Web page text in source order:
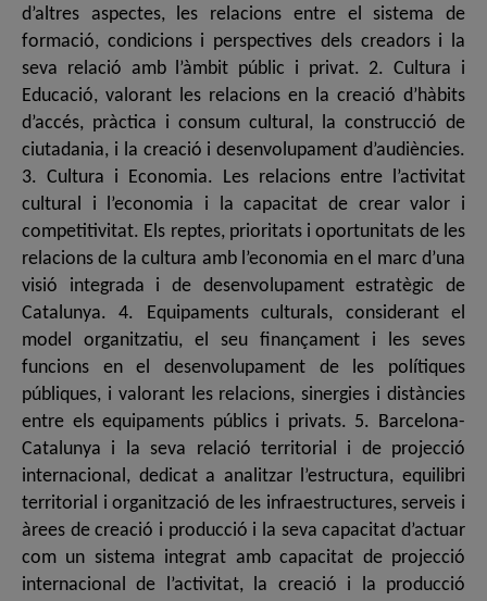
d’altres aspectes, les relacions entre el sistema de
formació, condicions i perspectives dels creadors i la
seva relació amb l’àmbit públic i privat. 2. Cultura i
Educació, valorant les relacions en la creació d’hàbits
d’accés, pràctica i consum cultural, la construcció de
ciutadania, i la creació i desenvolupament d’audiències.
3. Cultura i Economia. Les relacions entre l’activitat
cultural i l’economia i la capacitat de crear valor i
competitivitat. Els reptes, prioritats i oportunitats de les
relacions de la cultura amb l’economia en el marc d’una
visió integrada i de desenvolupament estratègic de
Catalunya. 4. Equipaments culturals, considerant el
model organitzatiu, el seu finançament i les seves
funcions en el desenvolupament de les polítiques
públiques, i valorant les relacions, sinergies i distàncies
entre els equipaments públics i privats. 5. Barcelona-
Catalunya i la seva relació territorial i de projecció
internacional, dedicat a analitzar l’estructura, equilibri
territorial i organització de les infraestructures, serveis i
àrees de creació i producció i la seva capacitat d’actuar
com un sistema integrat amb capacitat de projecció
internacional de l’activitat, la creació i la producció